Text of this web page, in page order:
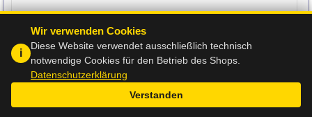
Zum Warenkorb » Zur Kasse
Ihr Warenkorb:0 Produkte 0,00 €
i
Wir verwenden Cookies
Diese Website verwendet ausschließlich technisch
notwendige Cookies für den Betrieb des Shops.
Datenschutzerklärung
Verstanden